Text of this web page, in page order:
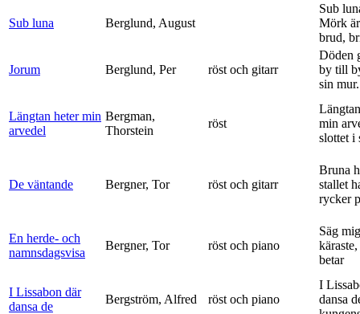
Sub luna Berglund, August
Sub
Mörk
brud,
Jorum Berglund, Per röst och gitarr
Döden
by till
sin
Längtan heter min
arvedel
Bergman,
Thorstein
röst
min
slottet i
De väntande Bergner, Tor röst och gitarr
Bruna
stallet
rycker
En herde- och
namnsdagsvisa
Bergner, Tor röst och piano
Säg
betar
I Lissabon där
dansa de
Bergström, Alfred röst och piano
I
dansa